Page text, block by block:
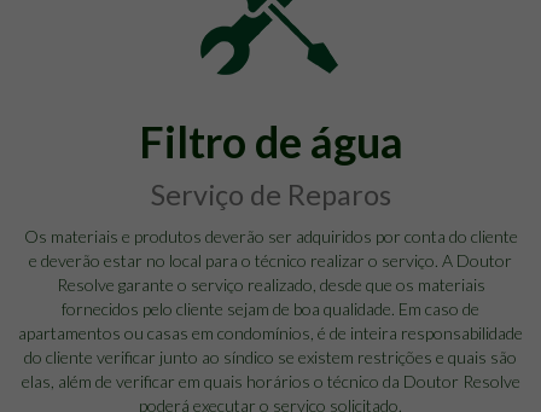
Filtro de água
Serviço de Reparos
Os materiais e produtos deverão ser adquiridos por conta do cliente
e deverão estar no local para o técnico realizar o serviço. A Doutor
Resolve garante o serviço realizado, desde que os materiais
fornecidos pelo cliente sejam de boa qualidade. Em caso de
apartamentos ou casas em condomínios, é de inteira responsabilidade
do cliente verificar junto ao síndico se existem restrições e quais são
elas, além de verificar em quais horários o técnico da Doutor Resolve
poderá executar o serviço solicitado.